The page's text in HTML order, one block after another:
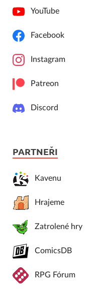
YouTube
Facebook
Instagram
Patreon
Discord
PARTNEŘI
Kavenu
Hrajeme
Zatrolené hry
ComicsDB
RPG Fórum